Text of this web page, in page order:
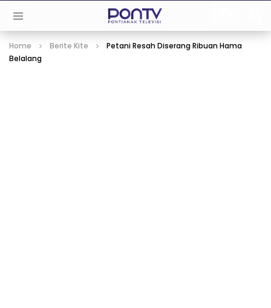
Home Berite Kite
Petani Resah Diserang Ribuan Hama
Belalang